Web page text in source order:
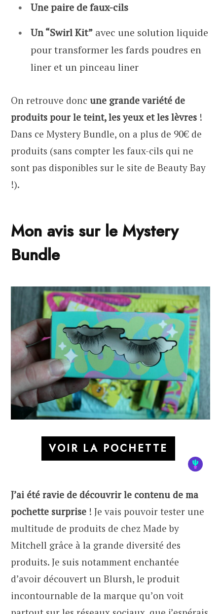
Une paire de faux-cils
Un “Swirl Kit” avec une solution liquide
pour transformer les fards poudres en
liner et un pinceau liner
On retrouve donc une grande variété de
produits pour le teint, les yeux et les lèvres !
Dans ce Mystery Bundle, on a plus de 90€ de
produits (sans compter les faux-cils qui ne
sont pas disponibles sur le site de Beauty Bay
!).
Mon avis sur le Mystery
Bundle
VOIR LA POCHETTE
J’ai été ravie de découvrir le contenu de ma
pochette surprise ! Je vais pouvoir tester une
multitude de produits de chez Made by
Mitchell grâce à la grande diversité des
produits. Je suis notamment enchantée
d’avoir découvert un Blursh, le produit
incontournable de la marque qu’on voit